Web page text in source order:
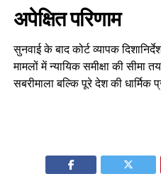
अपेक्षित परिणाम
सुनवाई के बाद कोर्ट व्यापक
मामलों में न्यायिक समीक्षा की सीमा
सबरीमाला बल्कि पूरे देश की धार्मिक